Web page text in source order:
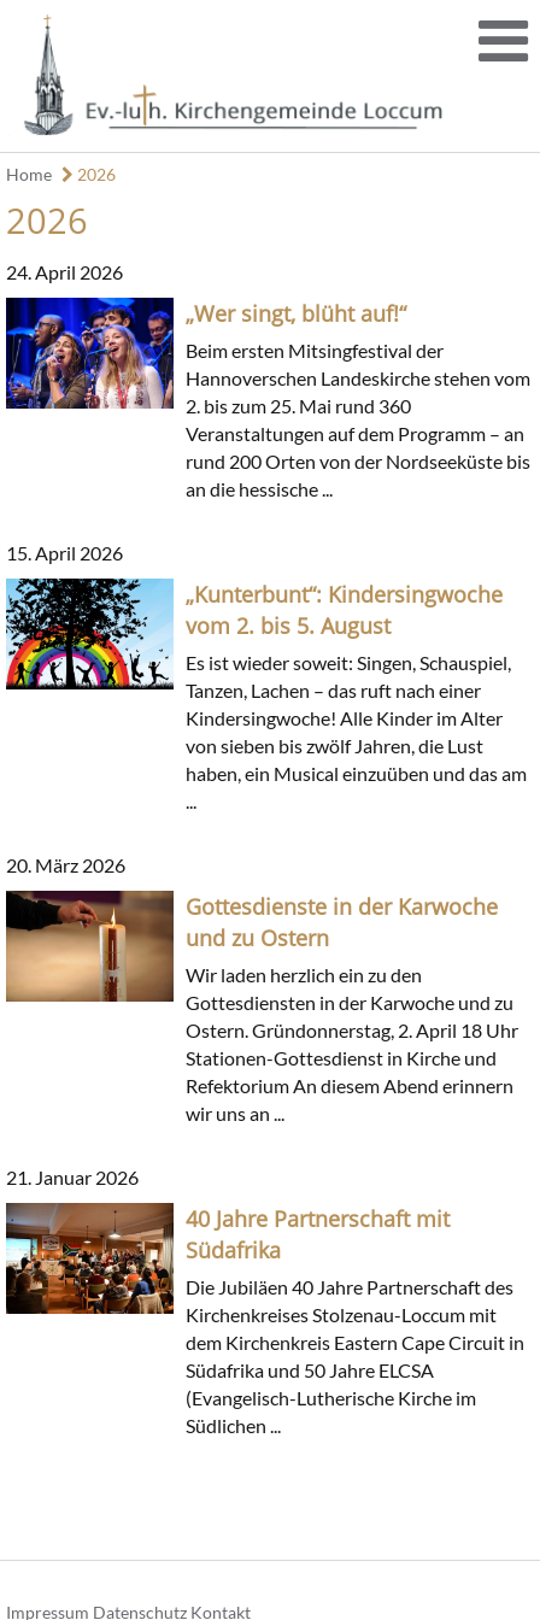
Home 2026
2026
24. April 2026
„Wer singt, blüht auf!“
Beim ersten Mitsingfestival der
Hannoverschen Landeskirche stehen vom
2. bis zum 25. Mai rund 360
Veranstaltungen auf dem Programm – an
rund 200 Orten von der Nordseeküste bis
an die hessische ...
15. April 2026
„Kunterbunt“: Kindersingwoche
vom 2. bis 5. August
Es ist wieder soweit: Singen, Schauspiel,
Tanzen, Lachen – das ruft nach einer
Kindersingwoche! Alle Kinder im Alter
von sieben bis zwölf Jahren, die Lust
haben, ein Musical einzuüben und das am
...
20. März 2026
Gottesdienste in der Karwoche
und zu Ostern
Wir laden herzlich ein zu den
Gottesdiensten in der Karwoche und zu
Ostern. Gründonnerstag, 2. April 18 Uhr
Stationen-Gottesdienst in Kirche und
Refektorium An diesem Abend erinnern
wir uns an ...
21. Januar 2026
40 Jahre Partnerschaft mit
Südafrika
Die Jubiläen 40 Jahre Partnerschaft des
Kirchenkreises Stolzenau-Loccum mit
dem Kirchenkreis Eastern Cape Circuit in
Südafrika und 50 Jahre ELCSA
(Evangelisch-Lutherische Kirche im
Südlichen ...
Impressum Datenschutz Kontakt